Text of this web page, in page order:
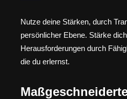
Nutze deine Stärken, durch
persönlicher Ebene. Stärke
Herausforderungen durch
die du erlernst.